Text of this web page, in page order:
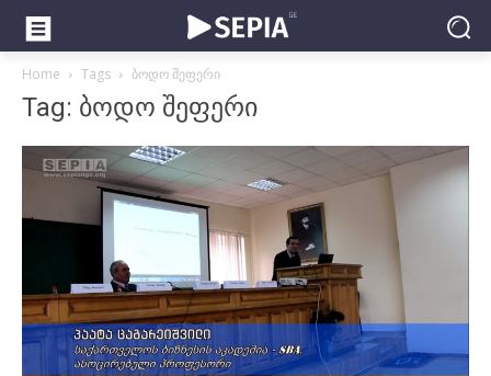
Home Tags ბოდო შეფერი
Tag: ბოდო შეფერი